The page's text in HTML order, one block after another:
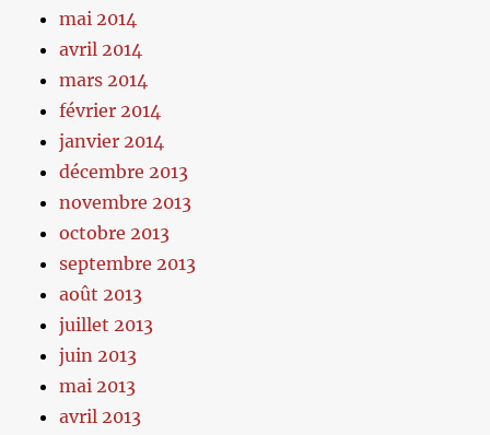
mai 2014
avril 2014
mars 2014
février 2014
janvier 2014
décembre 2013
novembre 2013
octobre 2013
septembre 2013
août 2013
juillet 2013
juin 2013
mai 2013
avril 2013